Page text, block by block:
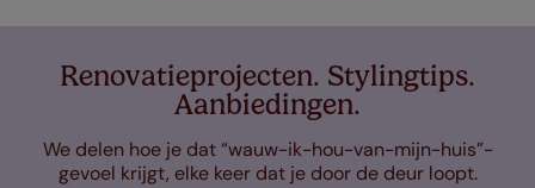
Renovatieprojecten. Stylingtips.
Aanbiedingen.
We delen hoe je dat “wauw-ik-hou-van-mijn-huis”-
gevoel krijgt, elke keer dat je door de deur loopt.